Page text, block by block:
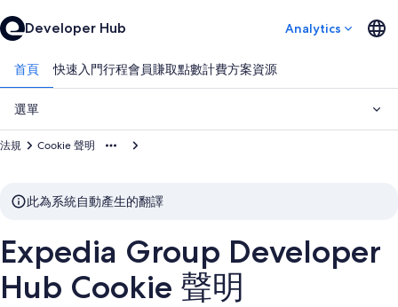
Developer Hub Analytics
首頁 快速入門行程會員賺取點數計費方案資源
選單
Cookie 聲明
法規
此為系統自動產生的翻譯
Expedia Group Developer
Hub Cookie 聲明